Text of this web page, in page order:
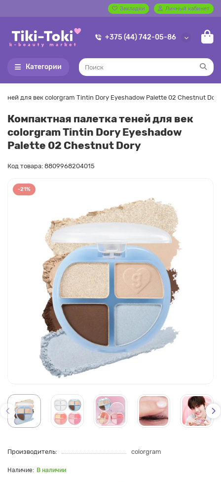
Закладки Личный кабинет
+375 (44) 742-05-86
Категории
для век colorgram Tintin Dory Eyeshadow Palette 02 Chestnut Dory
Компактная палетка теней для век
colorgram Tintin Dory Eyeshadow
Palette 02 Chestnut Dory
Код товара: 8809968204015
-21%
Производитель: colorgram
В наличии